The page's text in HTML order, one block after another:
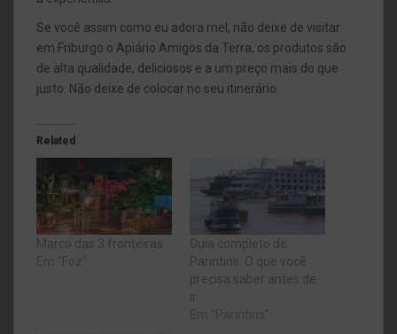
Se você assim como eu adora mel, não deixe de visitar
em Friburgo o Apiário Amigos da Terra, os produtos são
de alta qualidade, deliciosos e a um preço mais do que
justo. Não deixe de colocar no seu itinerário.
Related
Marco das 3 fronteiras
Guia completo de
Parintins. O que você
precisa saber antes de
ir